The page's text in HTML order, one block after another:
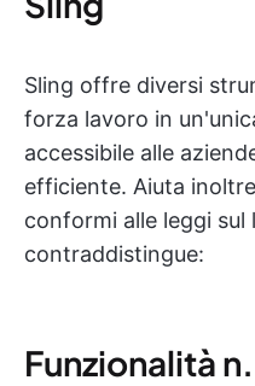
Sling offre diversi
forza lavoro in
accessibile alle
efficiente. Aiuta
conformi alle leggi sul
contraddistingue:
Funzionalità